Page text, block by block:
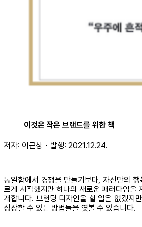
이것은 작은 브랜드를 위한 책
저자: 이근상 • 발행: 2021.12.24.
동일함에서 경쟁을 만들기보다, 자신만의
르게 시작했지만 하나의 새로운 패러다임을
개합니다. 브랜딩 디자인을 할 일은 없겠지
성장할 수 있는 방법들을 엿볼 수 있습니다.